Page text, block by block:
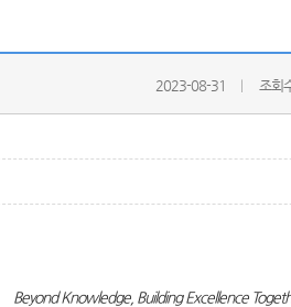
2023-08-31 조회
Beyond Knowledge, Building Excellence